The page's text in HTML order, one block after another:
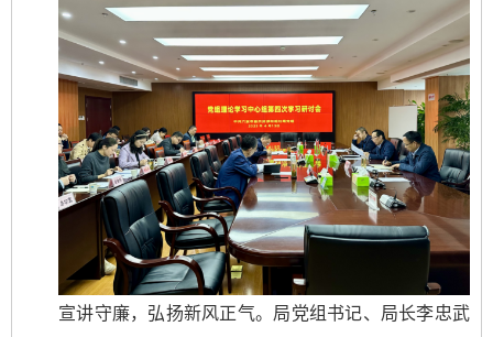
宣讲守廉，弘扬新风正气。局党组书记、局长李忠武